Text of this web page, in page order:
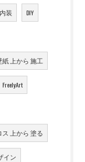
内装 DIY
紙 上から 施工
FreelyArt
ス 上から 塗る
イン